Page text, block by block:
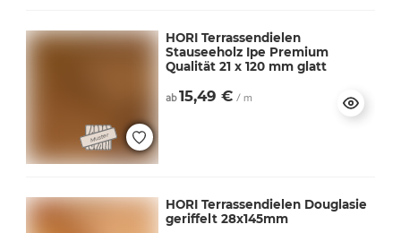
HORI Terrassendielen
Stauseeholz Ipe Premium
Qualität 21 x 120 mm glatt
ab15,49 € / m
HORI Terrassendielen Douglasie
geriffelt 28x145mm